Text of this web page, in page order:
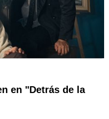
en "Detrás de la